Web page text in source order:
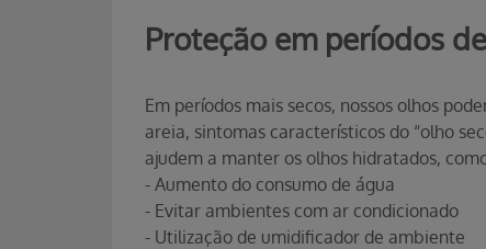
Proteção em períodos
Em períodos mais secos, nossos olhos
areia, sintomas característicos do “olho
ajudem a manter os olhos hidratados,
- Aumento do consumo de água
- Evitar ambientes com ar condicionado
- Utilização de umidificador de ambiente